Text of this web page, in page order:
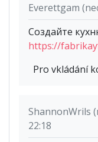
Everettgam
Создайте
https://
Pro vkládání
ShannonWrils
22:18